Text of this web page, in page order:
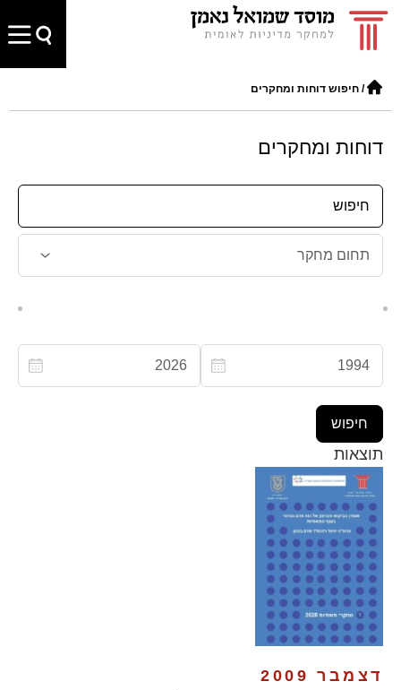
/ חיפוש דוחות ומחקרים
דוחות ומחקרים
תוצאות
דצמבר 2009